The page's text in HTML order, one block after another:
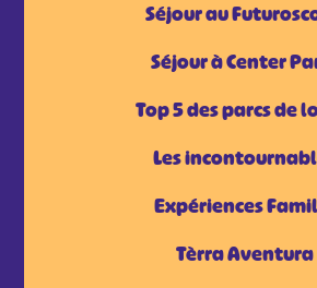
Séjour au
Séjour à Center
Top 5 des parcs de
Les
Expériences
Tèrra Aventura